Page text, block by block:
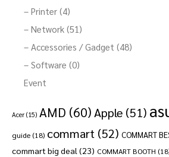
– Printer (4)
– Network (51)
– Accessories / Gadget (48)
– Software (0)
Event
Acer (15) AMD (60)Apple (51)
guide (18) commart (52) COMMART
commart big deal (23) COMMART BOOTH